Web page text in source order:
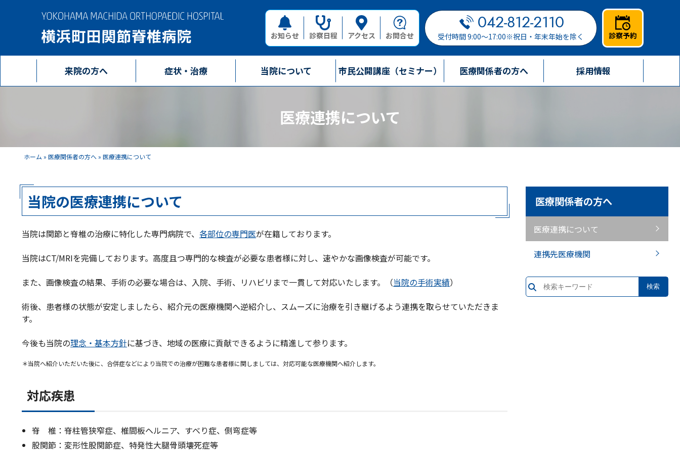
042-812-2110
受付時間 9:00～17:00※祝日・年末年始を除く 診察予約
お知らせ 診察日程 アクセス お問合せ
来院の方へ 症状・治療 当院について 市民公開講座（セミナー） 医療関係者の方へ 採用情報
医療連携について
ホーム » 医療関係者の方へ» 医療連携について
当院の医療連携について
当院は関節と脊椎の治療に特化した専門病院で、 各部位の専門医が在籍しております。
当院はCT/MRIを完備しております。高度且つ専門的な検査が必要な患者様に対し、速やかな画像検査が可能です。
また、画像検査の結果、手術の必要な場合は、入院、手術、リハビリまで一貫して対応いたします。（当院の手術実績）
術後、患者様の状態が安定しましたら、紹介元の医療機関へ逆紹介し、スムーズに治療を引き継げるよう連携を取らせていただきま
す。
今後も当院の理念・基本方針に基づき、地域の医療に貢献できるように精進して参ります。
＊当院へ紹介いただいた後に、合併症などにより当院での治療が困難な患者様に関しましては、対応可能な医療機関へ紹介します。
対応疾患
脊 椎：脊柱管狭窄症、椎間板ヘルニア、すべり症、側弯症等
股関節：変形性股関節症、特発性大腿骨頭壊死症等
医療関係者の方へ
医療連携について
連携先医療機関